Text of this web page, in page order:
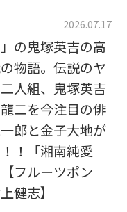
2026.07.17
」の鬼塚英吉の高
物語。伝説のヤ
人組、鬼塚英吉
二を今注目の俳
郎と金子大地が
！「湘南純愛
フルーツポン
健志】